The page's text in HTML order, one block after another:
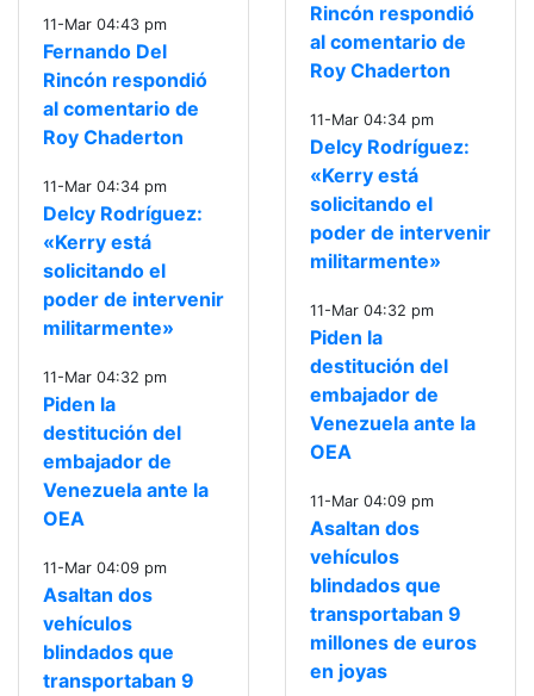
11-Mar 04:43 pm
Fernando Del
Rincón respondió
al comentario de
Roy Chaderton
11-Mar 04:34 pm
Delcy Rodríguez:
«Kerry está
solicitando el
poder de intervenir
militarmente»
11-Mar 04:32 pm
Piden la
destitución del
embajador de
Venezuela ante la
OEA
11-Mar 04:09 pm
Asaltan dos
vehículos
blindados que
transportaban 9
Rincón respondió
al comentario de
Roy Chaderton
11-Mar 04:34 pm
Delcy Rodríguez:
«Kerry está
solicitando el
poder de intervenir
militarmente»
11-Mar 04:32 pm
Piden la
destitución del
embajador de
Venezuela ante la
OEA
11-Mar 04:09 pm
Asaltan dos
vehículos
blindados que
transportaban 9
millones de euros
en joyas